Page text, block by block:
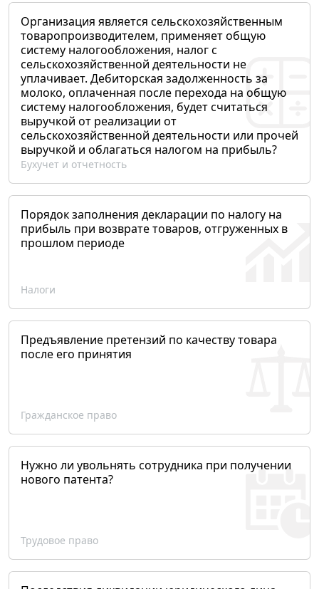
Организация является сельскохозяйственным
товаропроизводителем, применяет общую
систему налогообложения, налог с
сельскохозяйственной деятельности не
уплачивает. Дебиторская задолженность за
молоко, оплаченная после перехода на общую
систему налогообложения, будет считаться
выручкой от реализации от
сельскохозяйственной деятельности или прочей
выручкой и облагаться налогом на прибыль?
Бухучет и отчетность
Порядок заполнения декларации по налогу на
прибыль при возврате товаров, отгруженных в
прошлом периоде
Налоги
Предъявление претензий по качеству товара
после его принятия
Гражданское право
Нужно ли увольнять сотрудника при получении
нового патента?
Трудовое право